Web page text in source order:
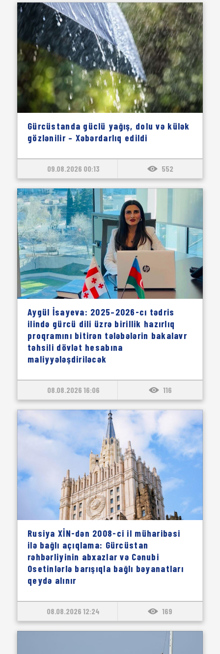
Gürcüstanda güclü yağış, dolu və külək
gözlənilir – Xəbərdarlıq edildi
09.08.2026 00:13 552
Aygül İsayeva: 2025–2026-cı tədris
ilində gürcü dili üzrə birillik hazırlıq
proqramını bitirən tələbələrin bakalavr
təhsili dövlət hesabına
maliyyələşdiriləcək
08.08.2026 16:06 116
Rusiya XİN-dən 2008-ci il müharibəsi
ilə bağlı açıqlama: Gürcüstan
rəhbərliyinin abxazlar və Cənubi
Osetinlərlə barışıqla bağlı bəyanatları
qeydə alınır
08.08.2026 12:24 169